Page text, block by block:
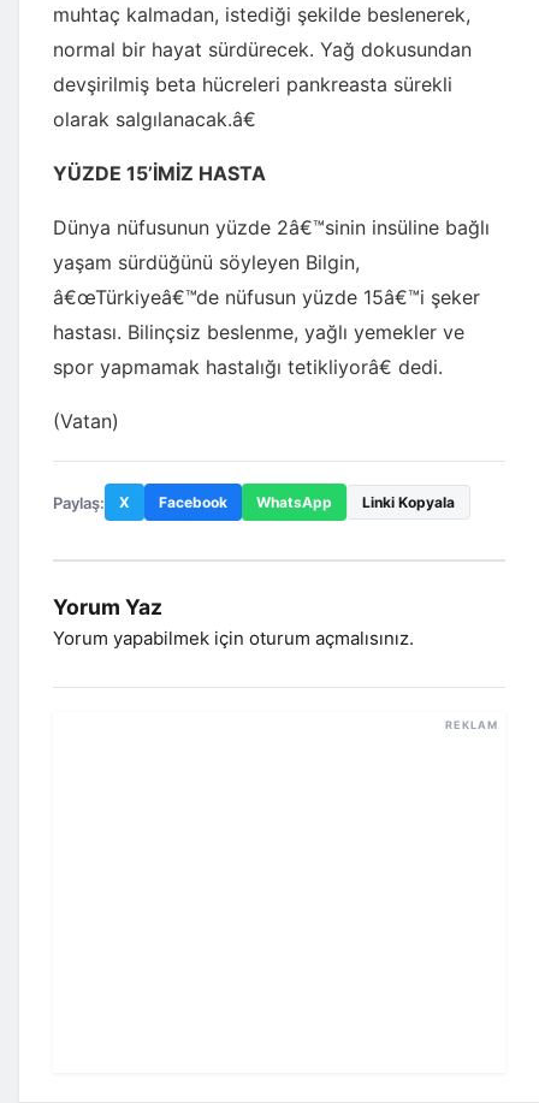
muhtaç kalmadan, istediği şekilde beslenerek,
normal bir hayat sürdürecek. Yağ dokusundan
devşirilmiş beta hücreleri pankreasta sürekli
olarak salgılanacak.â€
YÜZDE 15’İMİZ HASTA
Dünya nüfusunun yüzde 2â€™sinin insüline bağlı
yaşam sürdüğünü söyleyen Bilgin,
â€œTürkiyeâ€™de nüfusun yüzde 15â€™i şeker
hastası. Bilinçsiz beslenme, yağlı yemekler ve
spor yapmamak hastalığı tetikliyorâ€ dedi.
(Vatan)
Paylaş: X Facebook WhatsApp Linki Kopyala
Yorum Yaz
Yorum yapabilmek için oturum açmalısınız.
REKLAM